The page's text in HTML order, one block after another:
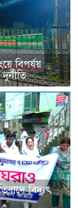
বিপর্যয়
বিদ্যুৎ